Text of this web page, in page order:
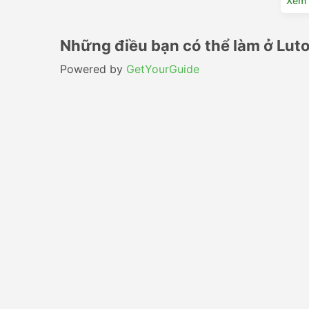
Những điều bạn có thể làm ở
Powered by GetYourGuide